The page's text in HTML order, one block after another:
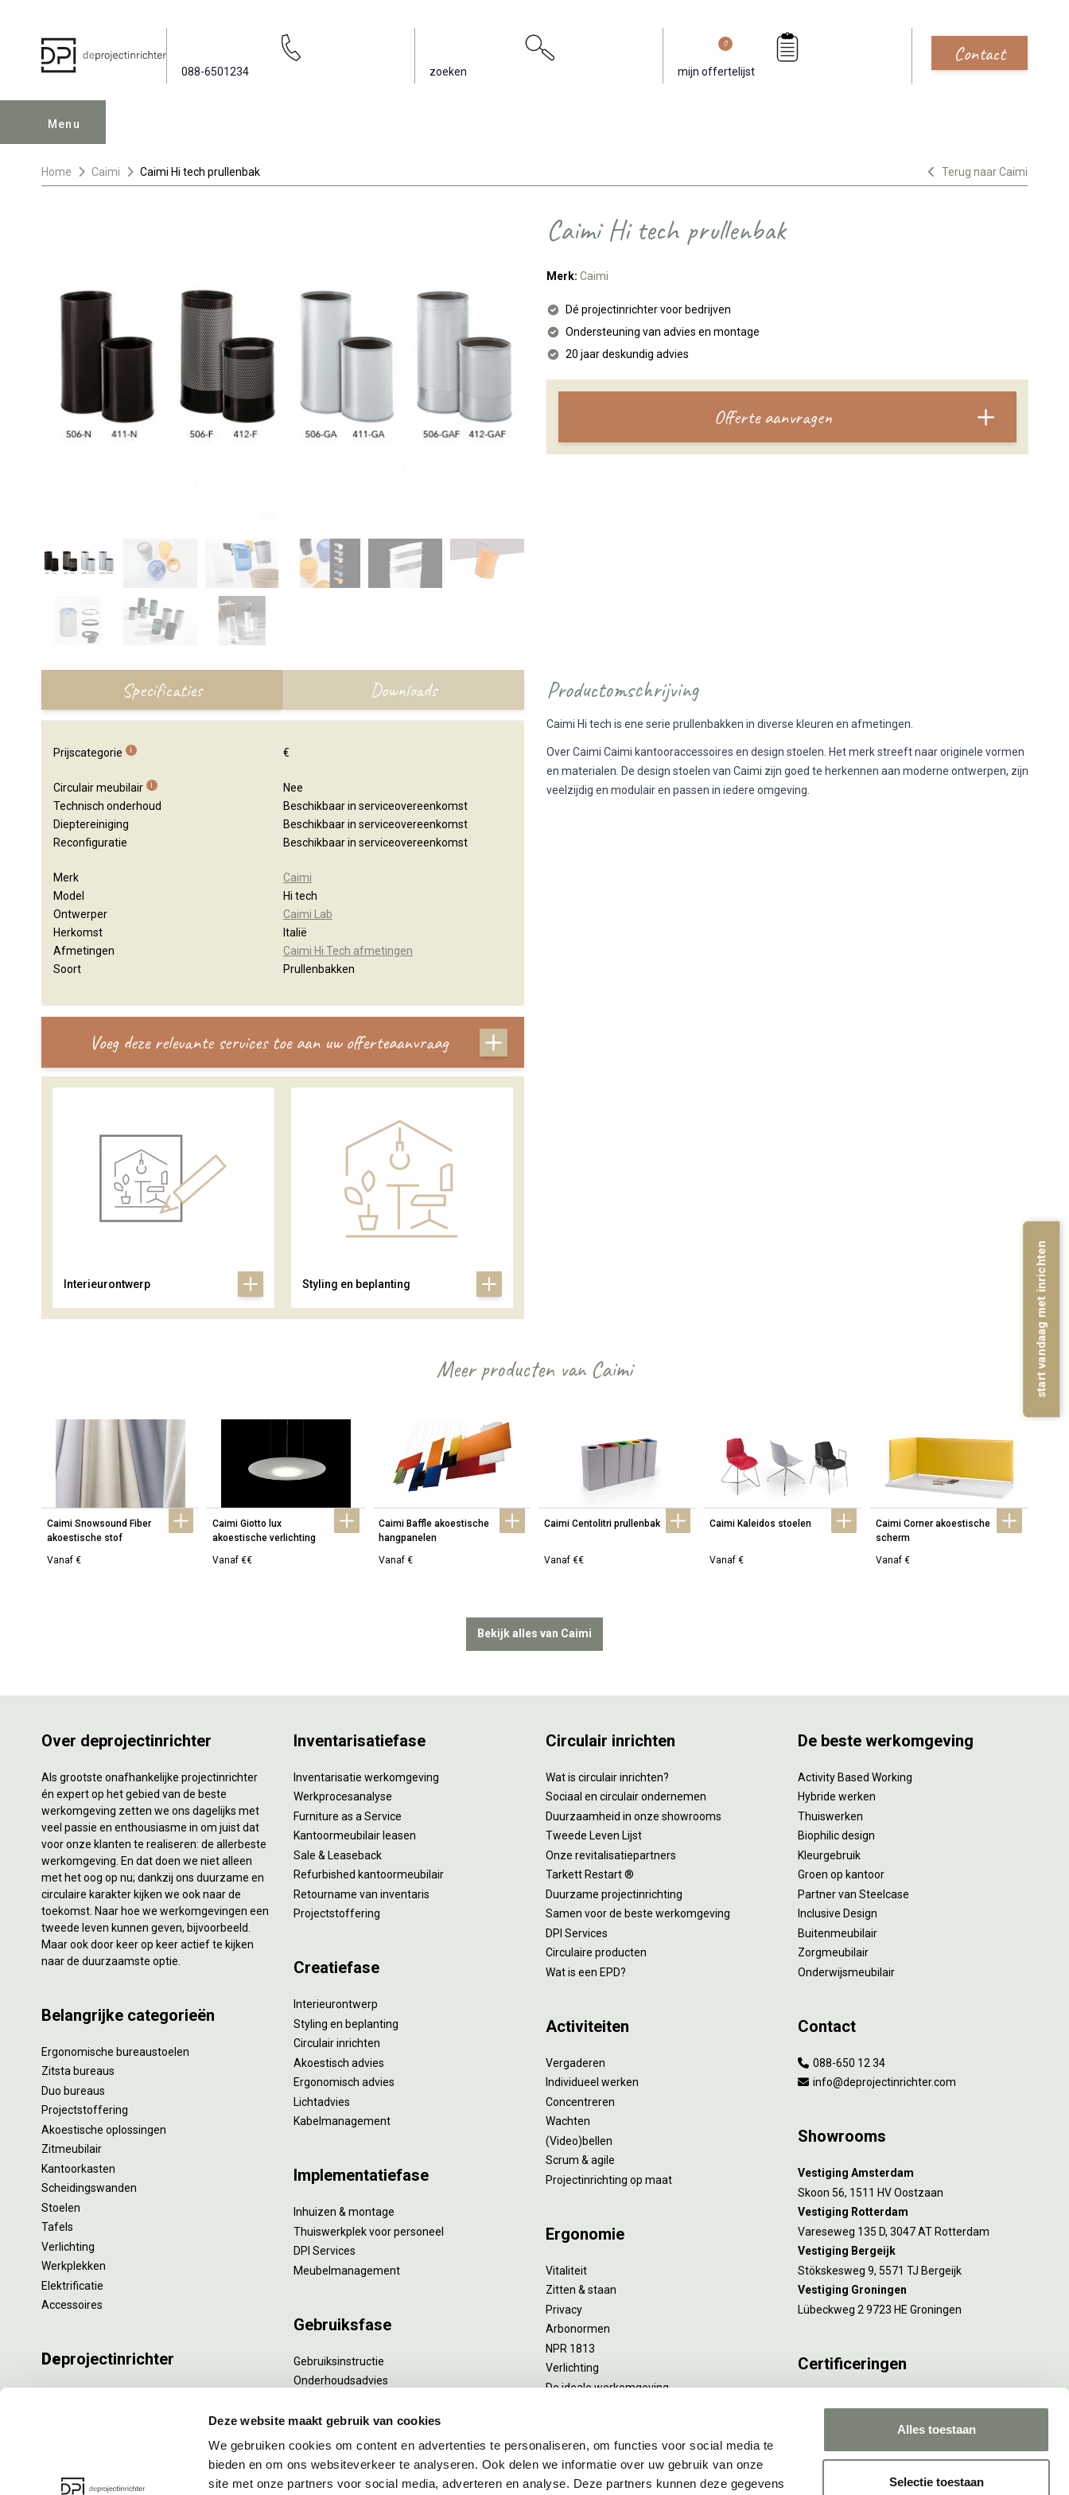
Deze website maakt gebruik van cookies
We gebruiken cookies om content en advertenties te personaliseren, om functies voor social media te
bieden en om ons websiteverkeer te analyseren. Ook delen we informatie over uw gebruik van onze
site met onze partners voor social media, adverteren en analyse. Deze partners kunnen deze gegevens
Alles toestaan
Selectie toestaan
088-6501234 zoeken mijn offertelijst
0 Contact
Menu
Home Caimi Caimi Hi tech prullenbak Terug naar Caimi
Caimi Hi tech prullenbak
Merk: Caimi
Dé projectinrichter voor bedrijven
Ondersteuning van advies en montage
20 jaar deskundig advies
Offerte aanvragen
Specificaties Downloads
Prijscategorie i €
Circulair meubilair i
Nee
Technisch onderhoud
Beschikbaar in serviceovereenkomst
Dieptereiniging
Beschikbaar in serviceovereenkomst
Reconfiguratie
Beschikbaar in serviceovereenkomst
Merk
Caimi
Model
Hi tech
Ontwerper
Caimi Lab
Herkomst
Italië
Afmetingen
Caimi Hi Tech afmetingen
Soort
Prullenbakken
Voeg deze relevante services toe aan uw offerteaanvraag
Interieurontwerp Styling en beplanting
Productomschrijving
Caimi Hi tech is ene serie prullenbakken in diverse kleuren en afmetingen.
Over Caimi Caimi kantooraccessoires en design stoelen. Het merk streeft naar originele vormen
en materialen. De design stoelen van Caimi zijn goed te herkennen aan moderne ontwerpen, zijn
veelzijdig en modulair en passen in iedere omgeving.
Meer producten van Caimi
Caimi Snowsound Fiber
akoestische stof
Vanaf €
Caimi Giotto lux
akoestische verlichting
Vanaf €€
Caimi Baffle akoestische
hangpanelen
Vanaf €
Caimi Centolitri prullenbak
Vanaf €€
Caimi Kaleidos stoelen
Vanaf €
Caimi Corner akoestische
scherm
Vanaf €
Bekijk alles van Caimi
Over deprojectinrichter
Als grootste onafhankelijke projectinrichter
én expert op het gebied van de beste
werkomgeving zetten we ons dagelijks met
veel passie en enthousiasme in om juist dat
voor onze klanten te realiseren: de allerbeste
werkomgeving. En dat doen we niet alleen
met het oog op nu; dankzij ons duurzame en
circulaire karakter kijken we ook naar de
toekomst. Naar hoe we werkomgevingen een
tweede leven kunnen geven, bijvoorbeeld.
Maar ook door keer op keer actief te kijken
naar de duurzaamste optie.
Belangrijke categorieën
Ergonomische bureaustoelen
Zitsta bureaus
Duo bureaus
Projectstoffering
Akoestische oplossingen
Zitmeubilair
Kantoorkasten
Scheidingswanden
Stoelen
Tafels
Verlichting
Werkplekken
Elektrificatie
Accessoires
Deprojectinrichter
Inventarisatiefase
Inventarisatie werkomgeving
Werkprocesanalyse
Furniture as a Service
Kantoormeubilair leasen
Sale & Leaseback
Refurbished kantoormeubilair
Retourname van inventaris
Projectstoffering
Creatiefase
Interieurontwerp
Styling en beplanting
Circulair inrichten
Akoestisch advies
Ergonomisch advies
Lichtadvies
Kabelmanagement
Implementatiefase
Inhuizen & montage
Thuiswerkplek voor personeel
DPI Services
Meubelmanagement
Gebruiksfase
Gebruiksinstructie
Onderhoudsadvies
Specialistische reiniging
Refurbishment
Interne verhuizing
Circulair inrichten
Wat is circulair inrichten?
Sociaal en circulair ondernemen
Duurzaamheid in onze showrooms
Tweede Leven Lijst
Onze revitalisatiepartners
Tarkett Restart ®
Duurzame projectinrichting
Samen voor de beste werkomgeving
DPI Services
Circulaire producten
Wat is een EPD?
Activiteiten
Vergaderen
Individueel werken
Concentreren
Wachten
(Video)bellen
Scrum & agile
Projectinrichting op maat
Ergonomie
Vitaliteit
Zitten & staan
Privacy
Arbonormen
NPR 1813
Verlichting
De ideale werkomgeving
De beste werkomgeving
Activity Based Working
Hybride werken
Thuiswerken
Biophilic design
Kleurgebruik
Groen op kantoor
Partner van Steelcase
Inclusive Design
Buitenmeubilair
Zorgmeubilair
Onderwijsmeubilair
Contact
088-650 12 34
info@deprojectinrichter.com
Showrooms
Vestiging Amsterdam
Skoon 56, 1511 HV Oostzaan
Vestiging Rotterdam
Vareseweg 135 D, 3047 AT Rotterdam
Vestiging Bergeijk
Stökskesweg 9, 5571 TJ Bergeijk
Vestiging Groningen
Lübeckweg 2 9723 HE Groningen
Certificeringen
Rotterdam en Culemborg.
start vandaag met inrichten